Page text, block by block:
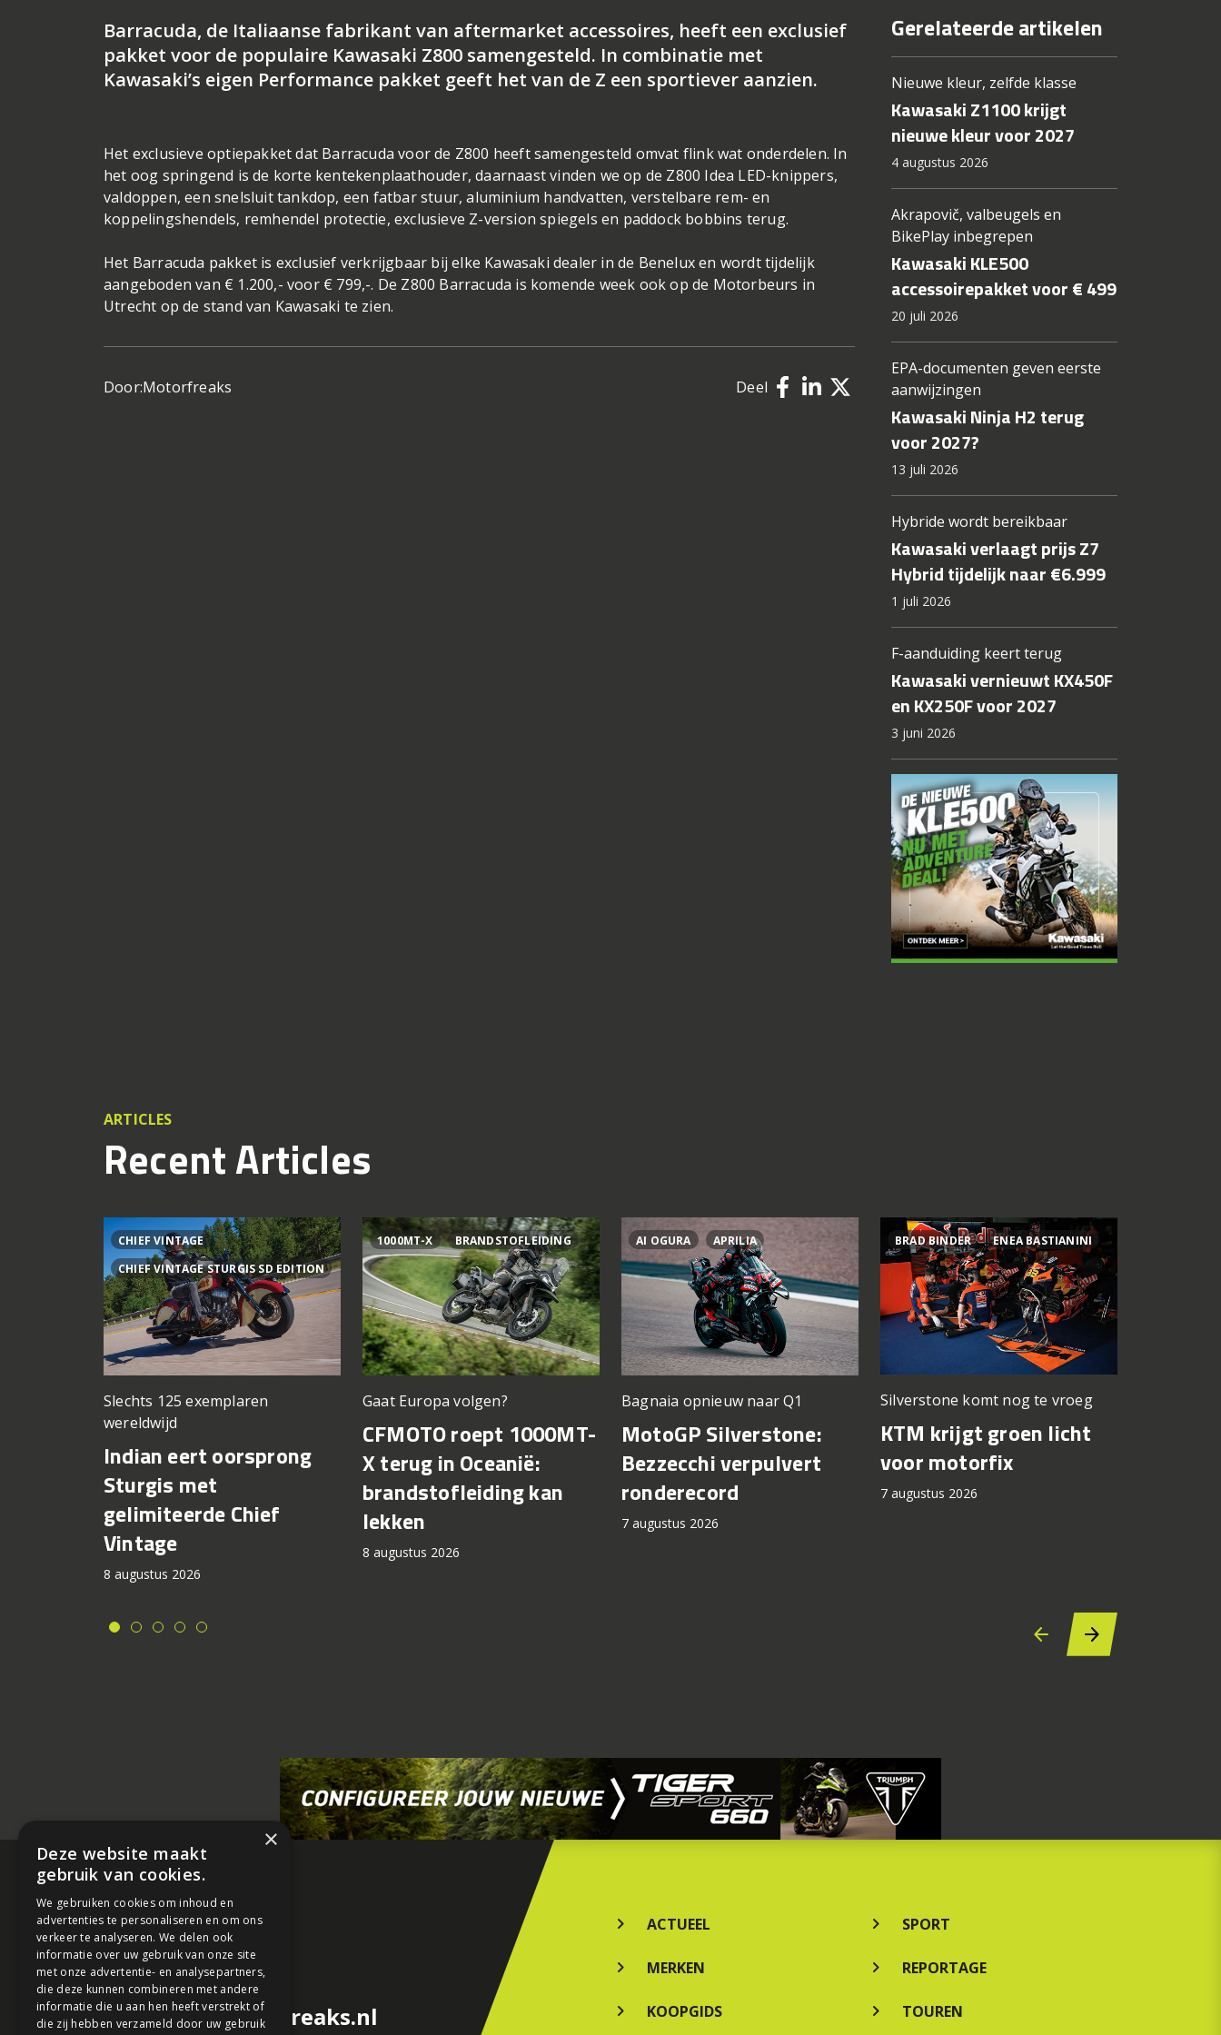
Barracuda, de Italiaanse fabrikant van aftermarket accessoires, heeft een exclusief
pakket voor de populaire Kawasaki Z800 samengesteld. In combinatie met
Kawasaki’s eigen Performance pakket geeft het van de Z een sportiever aanzien.
Het exclusieve optiepakket dat Barracuda voor de Z800 heeft samengesteld omvat flink wat onderdelen. In
het oog springend is de korte kentekenplaathouder, daarnaast vinden we op de Z800 Idea LED-knippers,
valdoppen, een snelsluit tankdop, een fatbar stuur, aluminium handvatten, verstelbare rem- en
koppelingshendels, remhendel protectie, exclusieve Z-version spiegels en paddock bobbins terug.
Het Barracuda pakket is exclusief verkrijgbaar bij elke Kawasaki dealer in de Benelux en wordt tijdelijk
aangeboden van € 1.200,- voor € 799,-. De Z800 Barracuda is komende week ook op de Motorbeurs in
Utrecht op de stand van Kawasaki te zien.
Door:Motorfreaks Deel
Gerelateerde artikelen
Nieuwe kleur, zelfde klasse
Kawasaki Z1100 krijgt
nieuwe kleur voor 2027
4 augustus 2026
Akrapovič, valbeugels en
BikePlay inbegrepen
Kawasaki KLE500
accessoirepakket voor € 499
20 juli 2026
EPA-documenten geven eerste
aanwijzingen
Kawasaki Ninja H2 terug
voor 2027?
13 juli 2026
Hybride wordt bereikbaar
Kawasaki verlaagt prijs Z7
Hybrid tijdelijk naar €6.999
1 juli 2026
F-aanduiding keert terug
Kawasaki vernieuwt KX450F
en KX250F voor 2027
3 juni 2026
ARTICLES
Recent Articles
CHIEF VINTAGE
CHIEF VINTAGE STURGIS SD EDITION
Slechts 125 exemplaren
wereldwijd
Indian eert oorsprong
Sturgis met
gelimiteerde Chief
Vintage
8 augustus 2026
1000MT-X BRANDSTOFLEIDING
Gaat Europa volgen?
CFMOTO roept 1000MT-
X terug in Oceanië:
brandstofleiding kan
lekken
8 augustus 2026
AI OGURA APRILIA
Bagnaia opnieuw naar Q1
MotoGP Silverstone:
Bezzecchi verpulvert
ronderecord
7 augustus 2026
BRAD BINDER ENEA BASTIANINI
Silverstone komt nog te vroeg
KTM krijgt groen licht
voor motorfix
7 augustus 2026
redactie@motorfreaks.nl
ACTUEEL
MERKEN
KOOPGIDS
SPORT
REPORTAGE
TOUREN
×
Deze website maakt
gebruik van cookies.
We gebruiken cookies om inhoud en
advertenties te personaliseren en om ons
verkeer te analyseren. We delen ook
informatie over uw gebruik van onze site
met onze advertentie- en analysepartners,
die deze kunnen combineren met andere
informatie die u aan hen heeft verstrekt of
die zij hebben verzameld door uw gebruik